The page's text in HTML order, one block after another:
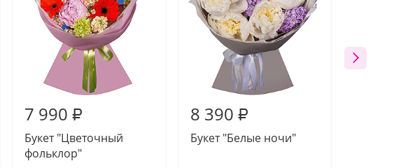
7 990 ₽
Букет "Цветочный
фольклор"
8 390 ₽
Букет "Белые ночи"